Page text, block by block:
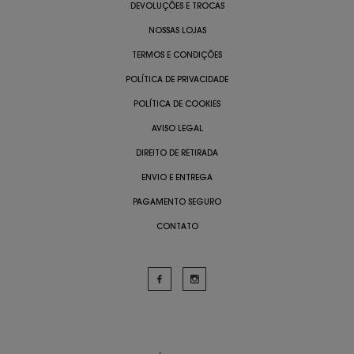
DEVOLUÇÕES E TROCAS
NOSSAS LOJAS
TERMOS E CONDIÇÕES
POLÍTICA DE PRIVACIDADE
POLÍTICA DE COOKIES
AVISO LEGAL
DIREITO DE RETIRADA
ENVIO E ENTREGA
PAGAMENTO SEGURO
CONTATO